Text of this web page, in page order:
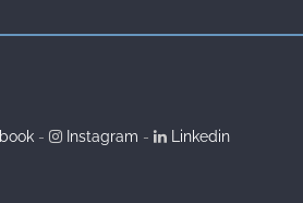
- Instagram - Linkedin